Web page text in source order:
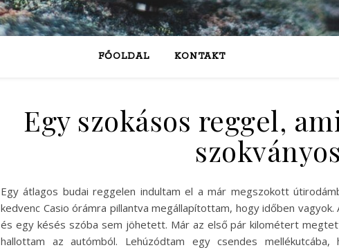
FŐOLDAL KONTAKT
Egy szokásos reggel,
szokványos
Egy átlagos budai reggelen indultam el a már megszokott
kedvenc Casio órámra pillantva megállapítottam, hogy időben
és egy késés szóba sem jöhetett. Már az első pár kilométert
hallottam az autómból. Lehúzódtam egy csendes